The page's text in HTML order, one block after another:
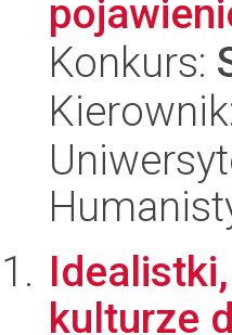
Konkurs:
kulturze